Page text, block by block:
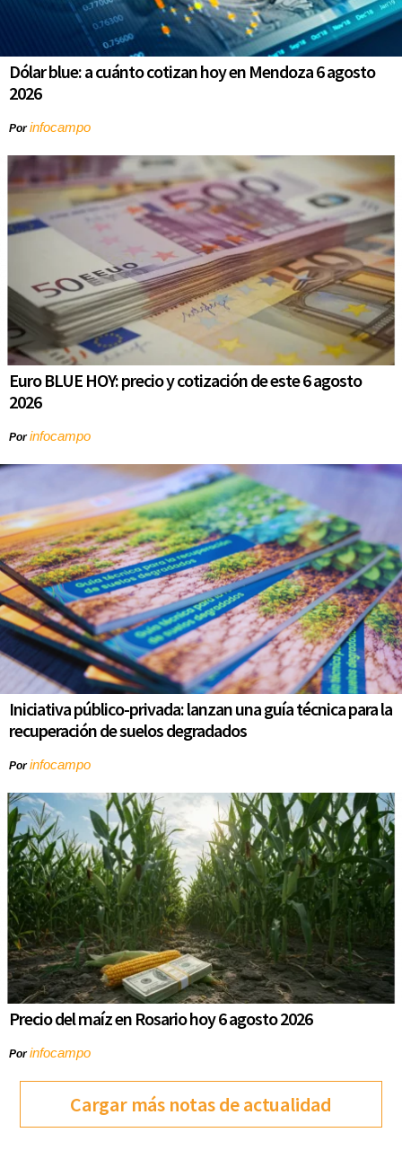
Dólar blue: a cuánto cotizan hoy en Mendoza 6 agosto
2026
Porinfocampo
Euro BLUE HOY: precio y cotización de este 6 agosto
2026
Porinfocampo
Iniciativa público-privada: lanzan una guía técnica para la
recuperación de suelos degradados
Porinfocampo
Precio del maíz en Rosario hoy 6 agosto 2026
Porinfocampo
Cargar más notas de actualidad